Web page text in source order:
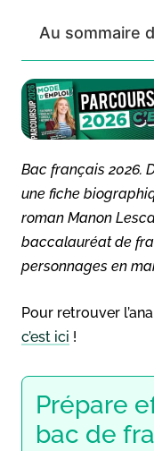
Au sommaire
Bac français 2026.
une fiche
roman Manon
baccalauréat de
personnages en
Pour retrouver
c’est ici !
Prépare
bac de